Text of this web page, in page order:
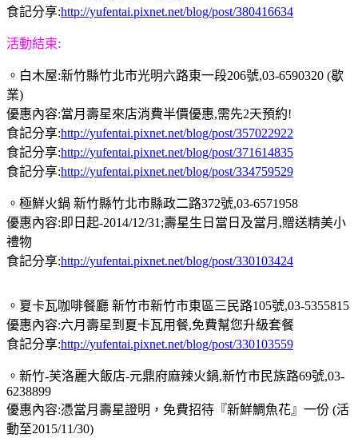
食記分享:http://yufentai.pixnet.net/blog/post/380416634
活動結束:
。白木屋:新竹縣竹北市光明六路東一段206號,03-6590320 (歇
業)
優惠內容:當月壽星來店消費半價優惠,需先2天預約!
食記分享:http://yufentai.pixnet.net/blog/post/357022922
食記分享:http://yufentai.pixnet.net/blog/post/371614835
食記分享:http://yufentai.pixnet.net/blog/post/334759529
。極鮮火鍋 新竹縣竹北市縣政二路372號,03-6571958
優惠內容:即日起-2014/12/31;壽星生日當日及當月,贈送精美小
禮物
食記分享:http://yufentai.pixnet.net/blog/post/330103424
。夏卡瓦咖啡餐廳 新竹市新竹市東區三民路105號,03-5355815
優惠內容:六月壽星到夏卡瓦用餐,免費幫您升級套餐
食記分享:http://yufentai.pixnet.net/blog/post/330103559
。新竹-芙洛麗大飯店-元鼎府麻辣火鍋,新竹市民族路69號,03-
6238899
優惠內容:憑當月壽星證明，免費招待『新鮮鯛魚花』一份 (活
動至2015/11/30)